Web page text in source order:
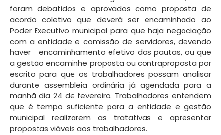
foram debatidos e aprovados como proposta de
acordo coletivo que deverá ser encaminhado ao
Poder Executivo municipal para que haja negociação
com a entidade e comissão de servidores, devendo
haver encaminhamento efetivo das pautas, ou que
a gestão encaminhe proposta ou contraproposta por
escrito para que os trabalhadores possam analisar
durante assembleia ordinária já agendada para a
manhã dia 24 de fevereiro. Trabalhadores entendem
que é tempo suficiente para a entidade e gestão
municipal realizarem as tratativas e apresentar
propostas viáveis aos trabalhadores.